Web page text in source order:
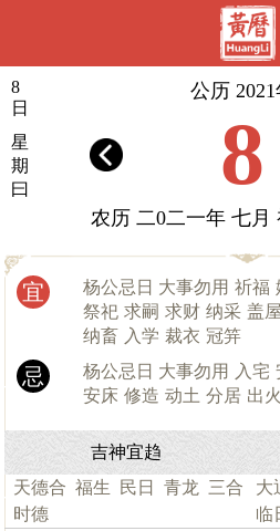
8
日
星
期
曰
公历 2021
8
农历 二0二一年 七月
宜 杨公忌日 大事勿用 祈福
祭祀 求嗣 求财 纳采 盖屋
纳畜 入学 裁衣 冠笄
忌 杨公忌日 大事勿用 入宅
安床 修造 动土 分居 出火
吉神宜趋
天德合 福生 民日 青龙 三合
时德
大
临